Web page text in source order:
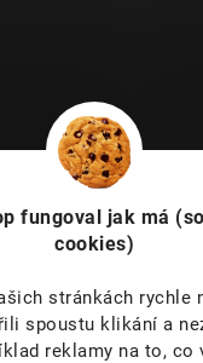
fungoval jak má
cookies)
stránkách rychle
spoustu klikání a
reklamy na to, co